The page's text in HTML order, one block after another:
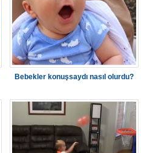
Bebekler konuşsaydı nasıl olurdu?